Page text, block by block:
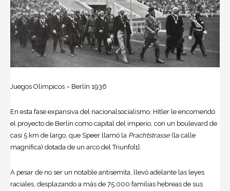
Juegos Olímpicos – Berlín 1936
En esta fase expansiva del nacionalsocialismo, Hitler le encomendó
el proyecto de Berlín como capital del imperio, con un boulevard de
casi 5 km de largo, que Speer llamó la Prachtstrasse (la calle
magnífica) dotada de un arco del Triunfo[1].
A pesar de no ser un notable antisemita, llevó adelante las leyes
raciales, desplazando a más de 75.000 familias hebreas de sus